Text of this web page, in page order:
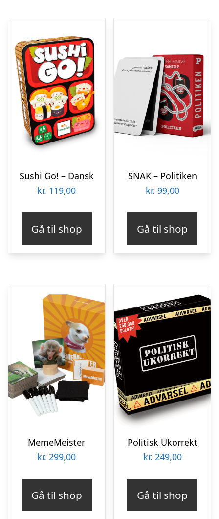
Sushi Go! – Dansk
kr. 119,00
Gå til shop
SNAK – Politiken
kr. 99,00
Gå til shop
MemeMeister
kr. 299,00
Gå til shop
Politisk Ukorrekt
kr. 249,00
Gå til shop